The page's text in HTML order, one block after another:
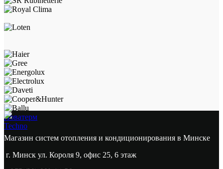
Новатерм
Techno
Магазин систем отопления и кондиционирования в Минске
г. Минск ул. Короля 9, офис 25, 6 этаж